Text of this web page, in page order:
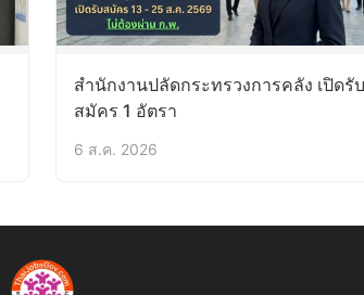
สำนักงานปลัดกระทรวงการคลัง เปิดรับ
สมัคร 1 อัตรา
6 ส.ค. 2026